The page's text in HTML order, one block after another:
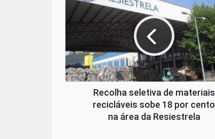
Recolha seletiva de materiais
recicláveis sobe 18 por cento
na área da Resiestrela